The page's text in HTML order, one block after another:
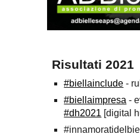
Risultati 2021
#biellainclude - r
#biellaimpresa -
#dh2021 [digital